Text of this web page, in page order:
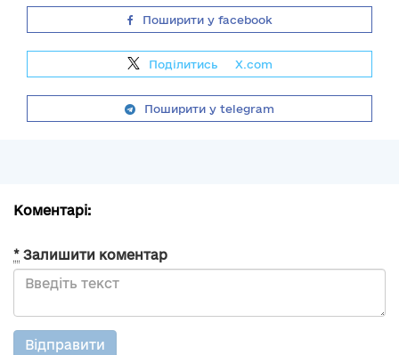
Поширити у facebook
Поділитись X.com
Поширити у telegram
Коментарі:
* Залишити коментар
Відправити